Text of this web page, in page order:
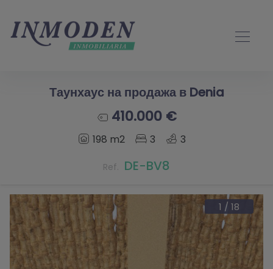
Таунхаус на продажа в Denia
410.000 €
198 m2 3 3
Ref. DE-BV8
1 / 18